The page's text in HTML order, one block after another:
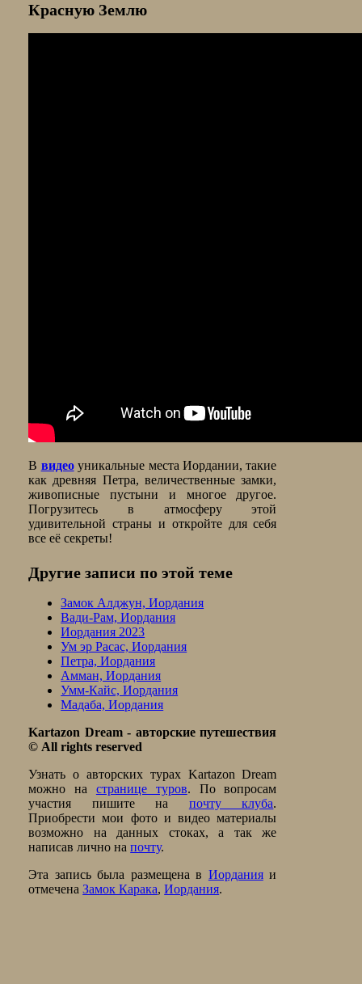
Красную Землю
В видео уникальные места Иордании, такие
как древняя Петра, величественные замки,
живописные пустыни и многое другое.
Погрузитесь в атмосферу этой
удивительной страны и откройте для себя
все её секреты!
Другие записи по этой теме
Замок Алджун, Иордания
Вади-Рам, Иордания
Иордания 2023
Ум эр Расас, Иордания
Петра, Иордания
Амман, Иордания
Умм-Кайс, Иордания
Мадаба, Иордания
Kartazon Dream - авторские путешествия
© All rights reserved
Узнать о авторских туpах Kartazon Dream
можно на странице туров. По вопросам
участия пишите на почту клуба.
Приобрести мои фото и видео материалы
возможно на данных стоках, а так же
написав лично напочту.
Эта запись была размещена в Иорданияи
отмеченаЗамок Карака,Иордания.